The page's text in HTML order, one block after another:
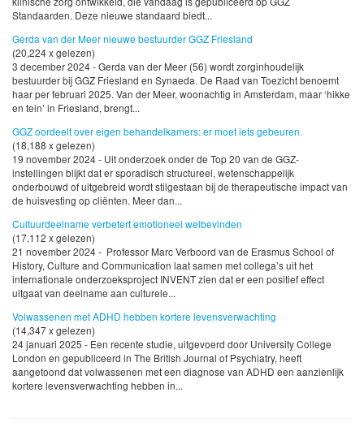
Standaarden. Deze nieuwe standaard biedt...
Gerda van der Meer nieuwe bestuurder GGZ Friesland
(20,224 x gelezen)
3 december 2024 - Gerda van der Meer (56) wordt zorginhoudelijk
bestuurder bij GGZ Friesland en Synaeda. De Raad van Toezicht benoemt
haar per februari 2025. Van der Meer, woonachtig in Amsterdam, maar ‘hikke
en tein’ in Friesland, brengt...
GGZ oordeelt over eigen behandelkamers: er moet iets gebeuren.
(18,188 x gelezen)
19 november 2024 - Uit onderzoek onder de Top 20 van de GGZ-
instellingen blijkt dat er sporadisch structureel, wetenschappelijk
onderbouwd of uitgebreid wordt stilgestaan bij de therapeutische impact van
de huisvesting op cliënten. Meer dan...
Cultuurdeelname verbetert emotioneel welbevinden
(17,112 x gelezen)
21 november 2024 - Professor Marc Verboord van de Erasmus School of
History, Culture and Communication laat samen met collega’s uit het
internationale onderzoeksproject INVENT zien dat er een positief effect
uitgaat van deelname aan culturele...
Volwassenen met ADHD hebben kortere levensverwachting
(14,347 x gelezen)
24 januari 2025 - Een recente studie, uitgevoerd door University College
London en gepubliceerd in The British Journal of Psychiatry, heeft
aangetoond dat volwassenen met een diagnose van ADHD een aanzienlijk
kortere levensverwachting hebben in...